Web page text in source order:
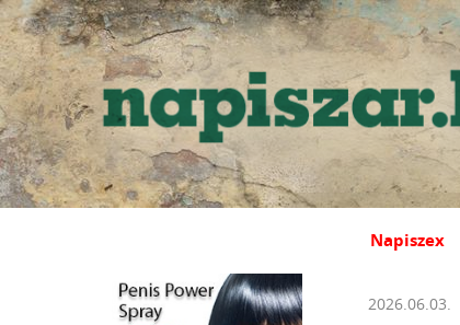
Napiszex
2026.06.03.